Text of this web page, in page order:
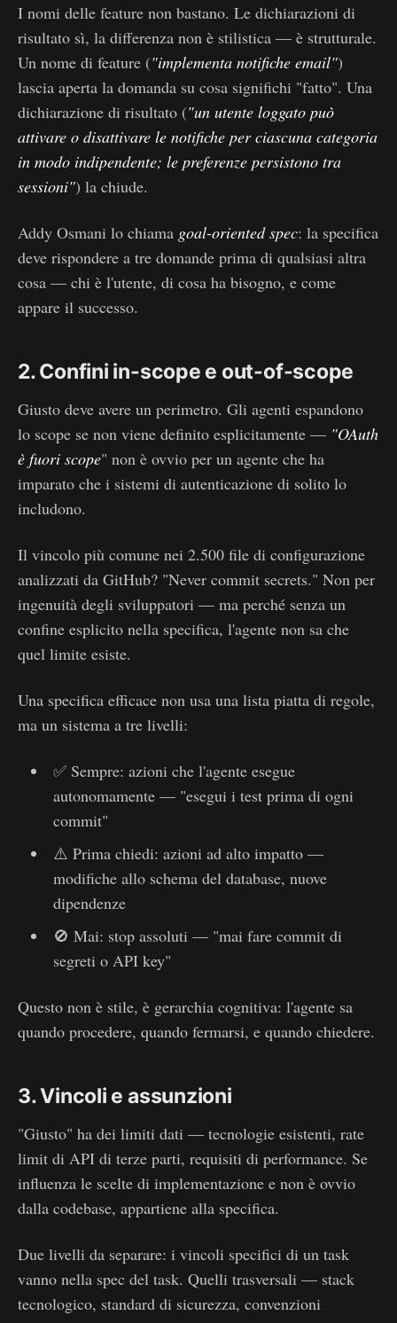
I nomi delle feature non bastano. Le dichiarazioni di
risultato sì, la differenza non è stilistica — è strutturale.
Un nome di feature ("implementa notifiche email")
lascia aperta la domanda su cosa significhi "fatto". Una
dichiarazione di risultato ("un utente loggato può
attivare o disattivare le notifiche per ciascuna categoria
in modo indipendente; le preferenze persistono tra
sessioni") la chiude.
Addy Osmani lo chiama goal-oriented spec: la specifica
deve rispondere a tre domande prima di qualsiasi altra
cosa — chi è l'utente, di cosa ha bisogno, e come
appare il successo.
2. Confini in-scope e out-of-scope
Giusto deve avere un perimetro. Gli agenti espandono
lo scope se non viene definito esplicitamente — "OAuth
è fuori scope" non è ovvio per un agente che ha
imparato che i sistemi di autenticazione di solito lo
includono.
Il vincolo più comune nei 2.500 file di configurazione
analizzati da GitHub? "Never commit secrets." Non per
ingenuità degli sviluppatori — ma perché senza un
confine esplicito nella specifica, l'agente non sa che
quel limite esiste.
Una specifica efficace non usa una lista piatta di regole,
ma un sistema a tre livelli:
✅ Sempre: azioni che l'agente esegue
autonomamente — "esegui i test prima di ogni
commit"
⚠️ Prima chiedi: azioni ad alto impatto —
modifiche allo schema del database, nuove
dipendenze
🚫 Mai: stop assoluti — "mai fare commit di
segreti o API key"
Questo non è stile, è gerarchia cognitiva: l'agente sa
quando procedere, quando fermarsi, e quando chiedere.
3. Vincoli e assunzioni
"Giusto" ha dei limiti dati — tecnologie esistenti, rate
limit di API di terze parti, requisiti di performance. Se
influenza le scelte di implementazione e non è ovvio
dalla codebase, appartiene alla specifica.
Due livelli da separare: i vincoli specifici di un task
vanno nella spec del task. Quelli trasversali — stack
tecnologico, standard di sicurezza, convenzioni